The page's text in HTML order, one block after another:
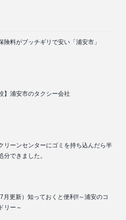
険料がブッチギリで安い「浦安市」
】浦安市のタクシー会社
リーンセンターにゴミを持ち込んだら半
分できました。
7月更新）知っておくと便利!!～浦安のコ
リー～